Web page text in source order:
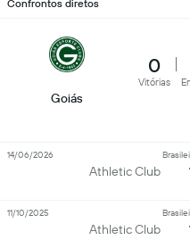
Confrontos diretos
Goiás
0
Vitórias
Athletic Club
14/06/2026
Athletic Club
11/10/2025